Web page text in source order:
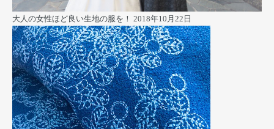
大人の女性ほど良い生地の服を！ 2018年10月22日